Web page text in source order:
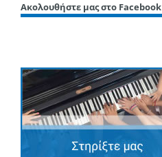
Ακολουθήστε μας στο Facebook